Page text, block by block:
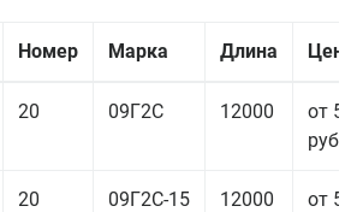
Номер Марка Длина Цена
20 09Г2С 12000
от
руб.
20 09Г2С-15 12000
от